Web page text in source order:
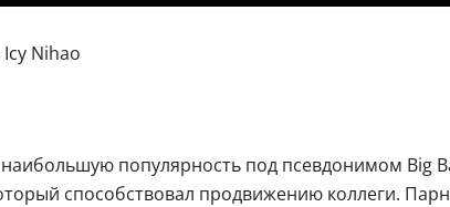
Nihao
популярность под псевдонимом Big
способствовал продвижению коллеги.